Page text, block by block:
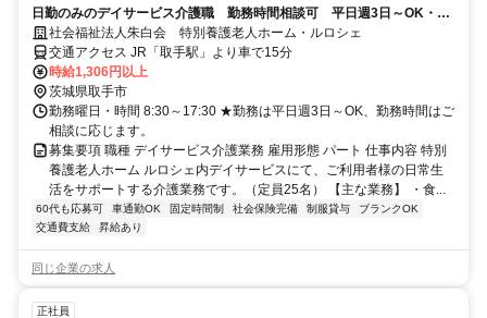
日勤のみのデイサービス介護職 勤務時間相談可 平日週3日～OK・土
日休み
社会福祉法人朱白会 特別養護老人ホーム・ルロシェ
交通アクセス JR「取手駅」より車で15分
時給1,306円以上
茨城県取手市
勤務曜日・時間 8:30～17:30 ★勤務は平日週3日～OK、勤務時間はご
相談に応じます。
募集要項 職種 デイサービス介護業務 雇用形態 パート 仕事内容 特別
養護老人ホーム ルロシェ内デイサービスにて、ご利用者様の日常生
活をサポートする介護業務です。（定員25名） 【主な業務】 ・食...
60代も応募可 車通勤OK 固定時間制 社会保険完備 制服貸与
ブランクOK
交通費支給
昇給あり
同じ企業の求人
正社員